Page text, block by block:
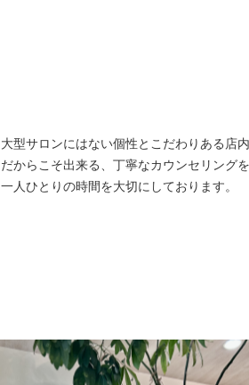
大型サロンにはない個性とこだわりある店
だからこそ出来る、丁寧なカウンセリングを
一人ひとりの時間を大切にしております。